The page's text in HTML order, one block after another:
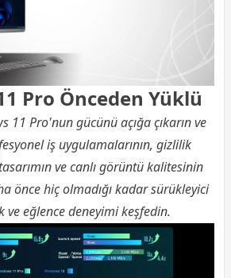
Pro Önceden Yüklü
11 Pro'nun gücünü açığa çıkarın ve
iş uygulamalarının, gizlilik
ve canlı görüntü kalitesinin
önce hiç olmadığı kadar sürükleyici
ve eğlence deneyimi keşfedin.